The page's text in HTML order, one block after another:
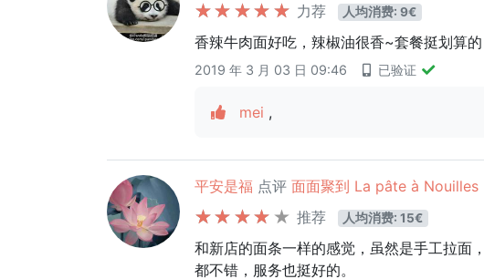
力荐
人均消费: 9€
香辣牛肉面好吃，辣椒油很香~套餐挺划算的
2019 年 3 月 03 日 09:46 已验证
mei ,
平安是福 点评 面面聚到 La pâte à Nouilles
推荐
人均消费: 15€
和新店的面条一样的感觉，虽然是手工拉面
都不错，服务也挺好的。